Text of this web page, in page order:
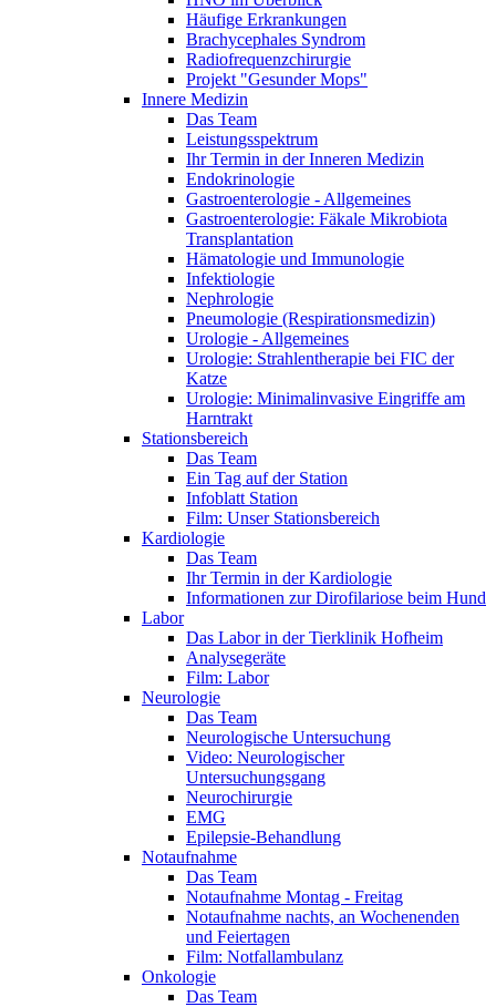
Häufige Erkrankungen
Brachycephales Syndrom
Radiofrequenzchirurgie
Projekt "Gesunder Mops"
Innere Medizin
Das Team
Leistungsspektrum
Ihr Termin in der Inneren Medizin
Endokrinologie
Gastroenterologie - Allgemeines
Gastroenterologie: Fäkale Mikrobiota
Transplantation
Hämatologie und Immunologie
Infektiologie
Nephrologie
Pneumologie (Respirationsmedizin)
Urologie - Allgemeines
Urologie: Strahlentherapie bei FIC der
Katze
Urologie: Minimalinvasive Eingriffe am
Harntrakt
Stationsbereich
Das Team
Ein Tag auf der Station
Infoblatt Station
Film: Unser Stationsbereich
Kardiologie
Das Team
Ihr Termin in der Kardiologie
Informationen zur Dirofilariose beim Hund
Labor
Das Labor in der Tierklinik Hofheim
Analysegeräte
Film: Labor
Neurologie
Das Team
Neurologische Untersuchung
Video: Neurologischer
Untersuchungsgang
Neurochirurgie
EMG
Epilepsie-Behandlung
Notaufnahme
Das Team
Notaufnahme Montag - Freitag
Notaufnahme nachts, an Wochenenden
und Feiertagen
Film: Notfallambulanz
Onkologie
Das Team